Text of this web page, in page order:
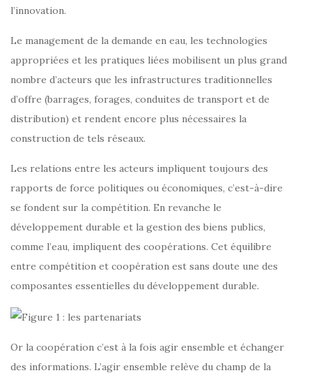
l’innovation.
Le management de la demande en eau, les technologies
appropriées et les pratiques liées mobilisent un plus grand
nombre d’acteurs que les infrastructures traditionnelles
d’offre (barrages, forages, conduites de transport et de
distribution) et rendent encore plus nécessaires la
construction de tels réseaux.
Les relations entre les acteurs impliquent toujours des
rapports de force politiques ou économiques, c’est-à-dire
se fondent sur la compétition. En revanche le
développement durable et la gestion des biens publics,
comme l’eau, impliquent des coopérations. Cet équilibre
entre compétition et coopération est sans doute une des
composantes essentielles du développement durable.
Or la coopération c’est à la fois agir ensemble et échanger
des informations. L’agir ensemble relève du champ de la